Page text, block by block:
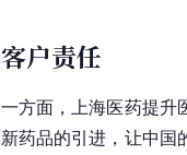
客户责任
一方面，上海医药提升
新药品的引进，让中国